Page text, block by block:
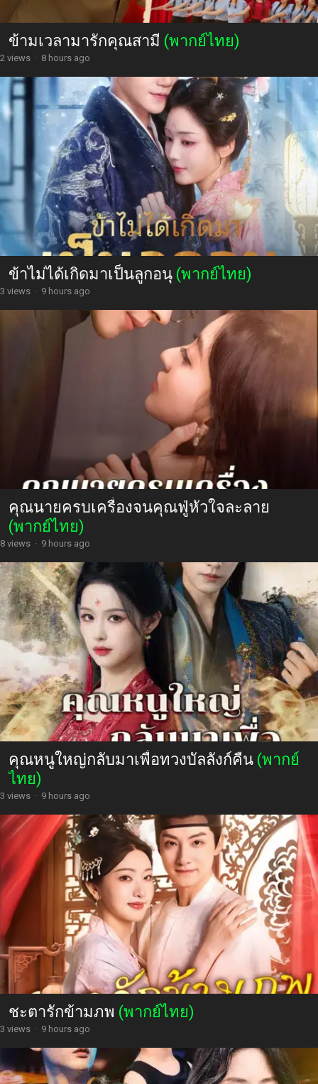
ข้ามเวลามารักคุณสามี (พากย์ไทย)
2 views · 8 hours ago
ข้าไม่ได้เกิดมาเป็นลูกอนุ (พากย์ไทย)
3 views · 9 hours ago
คุณนายครบเครื่องจนคุณฟู่หัวใจละลาย
(พากย์ไทย)
8 views · 9 hours ago
คุณหนูใหญ่กลับมาเพื่อทวงบัลลังก์คืน (พากย์
ไทย)
3 views · 9 hours ago
ชะตารักข้ามภพ (พากย์ไทย)
3 views · 9 hours ago